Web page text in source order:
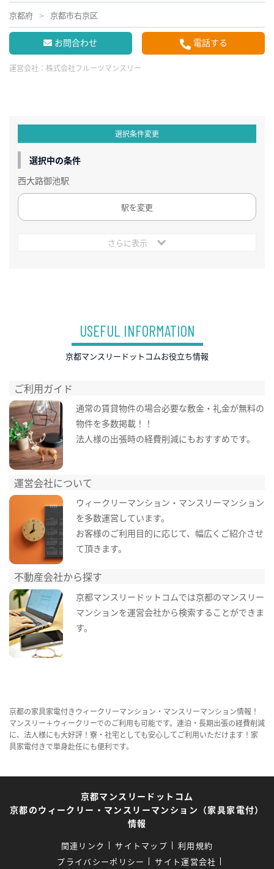
京都府 京都市右京区
お問合わせ 電話する
運営会社： 株式会社フルーツマンスリー
選択条件変更
選択中の条件
西大路御池駅
駅を変更
さらに表示
USEFUL INFORMATION
京都マンスリードットコムお役立ち情報
ご利用ガイド
通常の賃貸物件の場合必要な敷金・礼金が無料の
物件を多数掲載！！
法人様の出張時の経費削減にもおすすめです。
運営会社について
ウィークリーマンション・マンスリーマンション
を多数運営しています。
お客様のご利用目的に応じて、幅広くご紹介させ
て頂きます。
不動産会社から探す
京都マンスリードットコムでは京都のマンスリー
マンションを運営会社から検索することができま
す。
京都の家具家電付きウィークリーマンション・マンスリーマンション情報！
マンスリー＋ウィークリーでのご利用も可能です。連泊・長期出張の経費削減
に、法人様にも大好評！寮・社宅としても安心してご利用いただけます！家
具家電付きで単身赴任にも便利です。
京都マンスリードットコム
京都のウィークリー・マンスリーマンション（家具家電付）
情報
関連リンク サイトマップ
利用規約
プライバシーポリシー
サイト運営会社